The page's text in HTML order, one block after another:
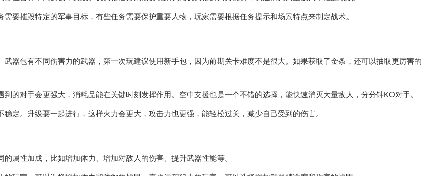
要摧毁特定的军事目标，有些任务需要保护重要人物，玩家需要根据任务提示和场景特点来制定战术。
器包有不同伤害力的武器，第一次玩建议使用新手包，因为前期关卡难度不是很大。如果获取了金条，还可以抽取更厉害的
的对手会更强大，消耗品能在关键时刻发挥作用。空中支援也是一个不错的选择，能快速消灭大量敌人，分分钟KO对手。
定。升级要一起进行，这样火力会更大，攻击力也更强，能轻松过关，减少自己受到的伤害。
属性加成，比如增加体力、增加对敌人的伤害、提升武器性能等。